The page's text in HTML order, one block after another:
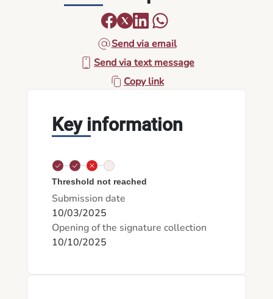
Send via email
Send via text message
Copy link
Key information
Threshold not reached
Submission date
10/03/2025
Opening of the signature collection
10/10/2025